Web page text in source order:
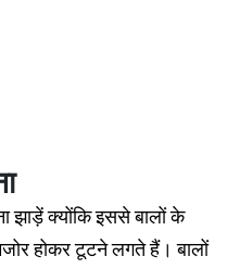
झाड़ें क्योंकि इससे बालों के
होकर टूटने लगते हैं। बालों